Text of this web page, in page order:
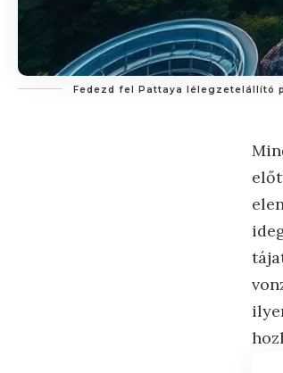
Fedezd fel Pattaya lélegzetelállító